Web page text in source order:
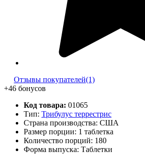
Отзывы покупателей(1)
+46 бонусов
Код товара: 01065
Тип: Трибулус террестрис
Страна производства: США
Размер порции: 1 таблетка
Количество порций: 180
Форма выпуска: Таблетки